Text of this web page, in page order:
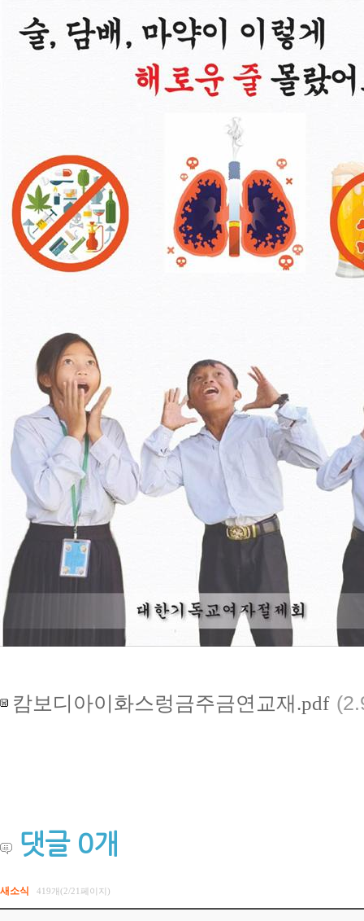
캄보디아이화스렁금주금연교재.pdf
댓글 0개
새소식 419개(2/21페이지)